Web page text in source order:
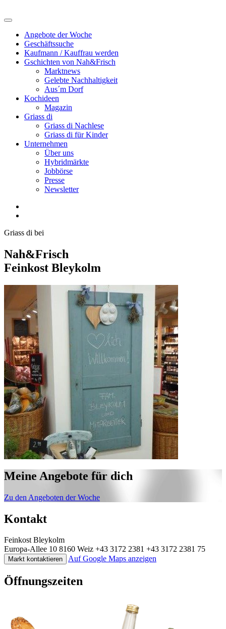
Angebote der Woche
Geschäftssuche
Kaufmann / Kauffrau werden
Gschichten von Nah&Frisch
Marktnews
Gelebte Nachhaltigkeit
Aus´m Dorf
Kochideen
Magazin
Griass di
Griass di Nachlese
Griass di für Kinder
Unternehmen
Über uns
Hybridmärkte
Jobbörse
Presse
Newsletter
Griass di bei
Nah&Frisch
Feinkost Bleykolm
Meine Angebote für dich
Zu den Angeboten der Woche
Kontakt
Feinkost Bleykolm
Europa-Allee 10 8160 Weiz +43 3172 2381 +43 3172 2381 75
Markt kontaktieren Auf Google Maps anzeigen
Öffnungszeiten